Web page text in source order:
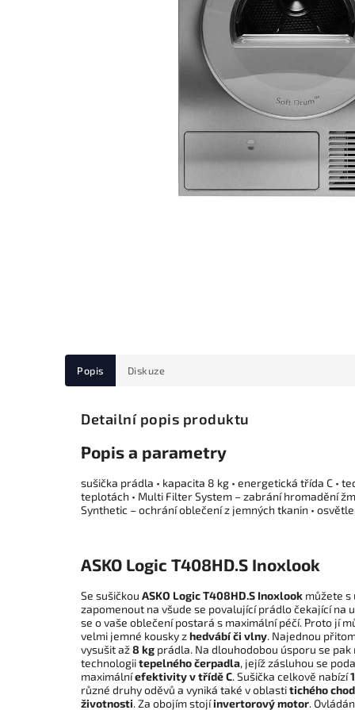
Popis Diskuze
Detailní popis produktu
Popis a parametry
sušička prádla • kapacita 8 kg • energetická třída C •
teplotách • Multi Filter System – zabrání hromadění
Synthetic – ochrání oblečení z jemných tkanin •
ASKO Logic T408HD.S Inoxlook
Se sušičkou ASKO Logic T408HD.S Inoxlook můžete s
zapomenout na všude se povalující prádlo čekající na
se o vaše oblečení postará s maximální péčí. Proto jí
velmi jemné kousky zhedvábí či vlny. Najednou
vysušit až8 kg prádla. Na dlouhodobou úsporu se
technologiitepelného čerpadla, jejíž zásluhou se
maximálníefektivity v tříděC. Sušička celkově nabízí
různé druhy oděvů a vyniká také v oblastitichého
životnosti. Za obojím stojíinvertorový motor.